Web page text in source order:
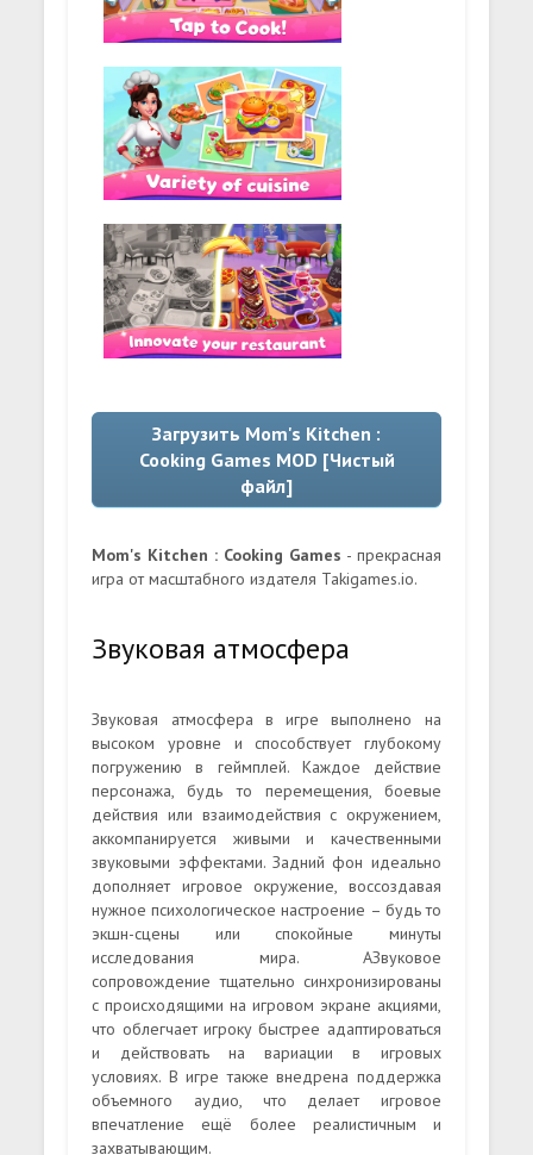
Загрузить Mom's Kitchen :
Cooking Games MOD [Чистый
файл]
Mom's Kitchen : Cooking Games - прекрасная
игра от масштабного издателя Takigames.io.
Звуковая атмосфера
Звуковая атмосфера в игре выполнено на
высоком уровне и способствует глубокому
погружению в геймплей. Каждое действие
персонажа, будь то перемещения, боевые
действия или взаимодействия с окружением,
аккомпанируется живыми и качественными
звуковыми эффектами. Задний фон идеально
дополняет игровое окружение, воссоздавая
нужное психологическое настроение – будь то
экшн-сцены или спокойные минуты
исследования мира. АЗвуковое
сопровождение тщательно синхронизированы
с происходящими на игровом экране акциями,
что облегчает игроку быстрее адаптироваться
и действовать на вариации в игровых
условиях. В игре также внедрена поддержка
объемного аудио, что делает игровое
впечатление ещё более реалистичным и
захватывающим.